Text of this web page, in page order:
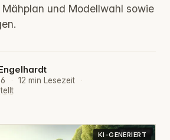
und Modellwahl sowie
· 12 min Lesezeit
·
KI-GENERIERT